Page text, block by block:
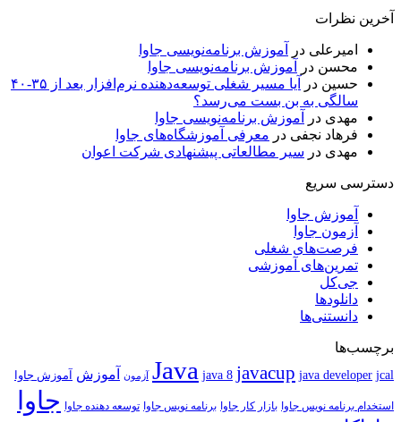
آخرین نظرات
امیرعلی در
آموزش برنامه‌نویسی جاوا
محسن در
آموزش برنامه‌نویسی جاوا
حسین در
آیا مسیر شغلی توسعه‌دهنده نرم‌افزار بعد از ۳۵-۴۰
سالگی به بن بست می‌رسد؟
مهدی در
آموزش برنامه‌نویسی جاوا
فرهاد نجفی در معرفی آموزشگاه‌های جاوا
مهدی در سیر مطالعاتی پیشنهادی شرکت اعوان
دسترسی سریع
آموزش جاوا
آزمون جاوا
فرصت‌های شغلی
تمرین‌های آموزشی
جی‌کل
دانلودها
دانستنی‌ها
برچسب‌ها
Java java 8 javacup java developer jcal آزمون آموزش آموزش جاوا
استخدام برنامه نویس جاوا بازار کار جاوا برنامه نویس جاوا توسعه دهنده جاوا جاوا